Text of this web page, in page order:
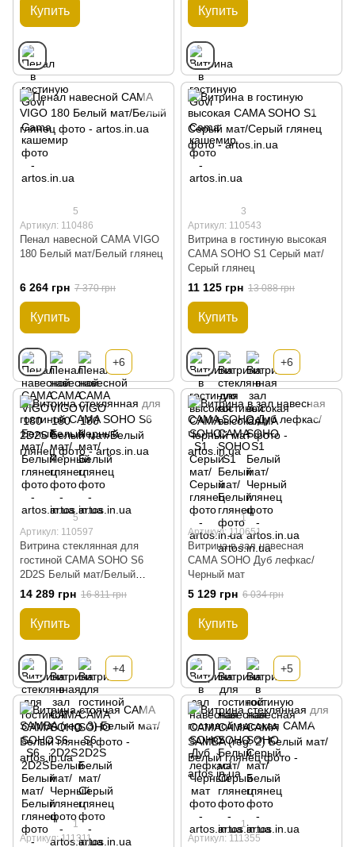
Купить Купить
5
Артикул: 110486
Пенал навесной CAMA VIGO
180 Белый мат/Белый глянец
6 264 грн 7 370 грн
Купить
+6
3
Артикул: 110543
Витрина в гостиную высокая
CAMA SOHO S1 Серый мат/
Серый глянец
11 125 грн 13 088 грн
Купить
+6
5
Артикул: 110597
Витрина стеклянная для
гостиной CAMA SOHO S6
2D2S Белый мат/Белый
глянец
14 289 грн 16 811 грн
Купить
+4
1
Артикул: 110651
Витрина в зал навесная
CAMA SOHO Дуб лефкас/
Черный мат
5 129 грн 6 034 грн
Купить
+5
1
Артикул: 111311
1
Артикул: 111355